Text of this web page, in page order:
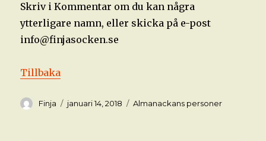
Skriv i Kommentar om du kan några
ytterligare namn, eller skicka på e-post
info@finjasocken.se
Tillbaka
Författare
Finja Postat
januari 14, 2018 Kategorier
Almanackans personer